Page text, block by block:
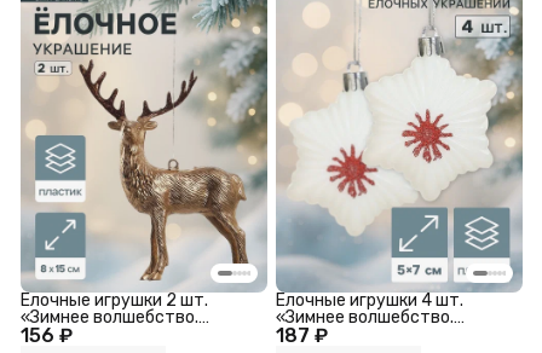
156 ₽
Ёлочные игрушки 2 шт.
«Зимнее волшебство.
Благородный олень»
187 ₽
Ёлочные игрушки 4 шт.
«Зимнее волшебство.
Звезда праздничная»